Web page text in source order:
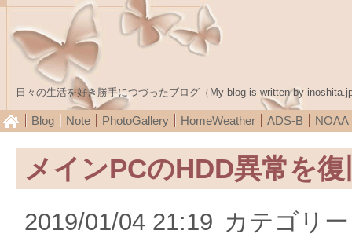
日々の生活を好き勝手につづったブログ（My blog is written by
Blog Note PhotoGallery HomeWeather ADS-B NOAA
メインPCのHDD異常を
2019/01/04 21:19 カテゴリ